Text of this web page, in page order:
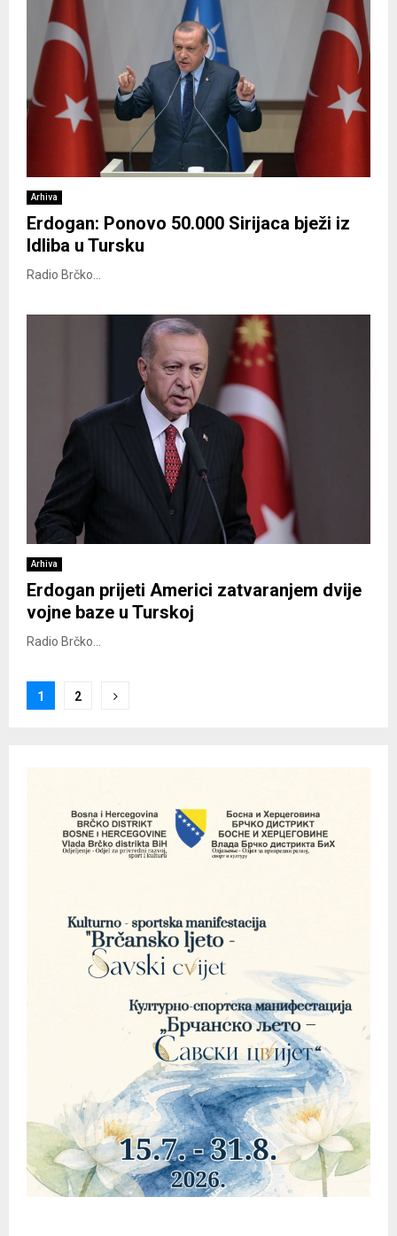
Arhiva
Erdogan: Ponovo 50.000 Sirijaca bježi iz
Idliba u Tursku
Radio Brčko...
Arhiva
Erdogan prijeti Americi zatvaranjem dvije
vojne baze u Turskoj
Radio Brčko...
Posts
1 2